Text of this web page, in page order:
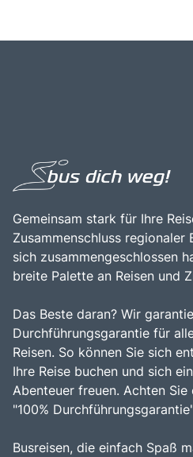
Gemeinsam stark für Ihre
Zusammenschluss regionaler
sich zusammengeschlossen
breite Palette an Reisen und
Das Beste daran? Wir
Durchführungsgarantie für
Reisen. So können Sie sich
Ihre Reise buchen und sich
Abenteuer freuen. Achten
"100%
Busreisen, die einfach Spaß